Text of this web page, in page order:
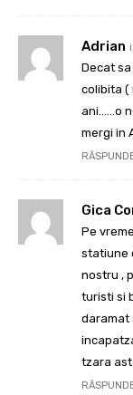
Adrian
Decat
colibita (
ani……o
mergi in
Gica
Pe
statiune
nostru ,
turisti si
daramat
tzara